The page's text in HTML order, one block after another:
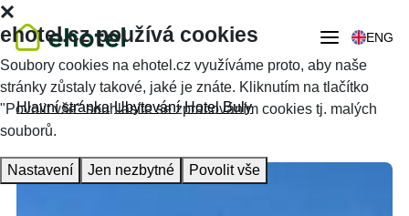
ENG
Hlavní stránka Ubytování Hotel Buly
ehotel.cz používá cookies
Soubory cookies na ehotel.cz využíváme proto, aby naše
stránky zůstaly takové, jaké je znáte. Kliknutím na tlačítko
"Povolit vše" souhlasíte se zpracováním cookies tj. malých
souborů.
Nastavení Jen nezbytné Povolit vše